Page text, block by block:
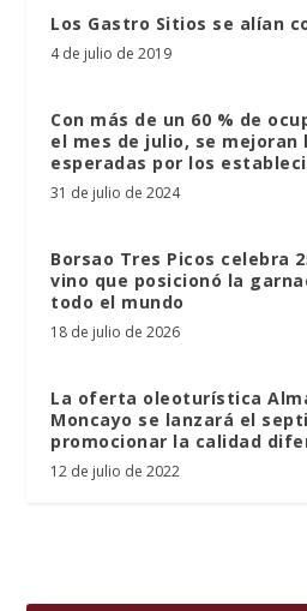
Los Gastro Sitios se alían
4 de julio de 2019
Con más de un 60 % de
el mes de julio, se mejoran
esperadas por los
31 de julio de 2024
Borsao Tres Picos celebra
vino que posicionó la
todo el mundo
18 de julio de 2026
La oferta oleoturística
Moncayo se lanzará el
promocionar la calidad
12 de julio de 2022